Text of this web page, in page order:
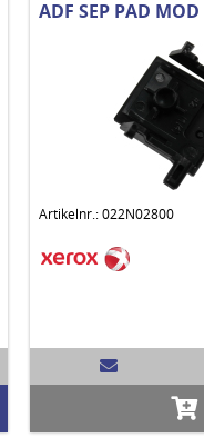
ADF SEP PAD MOD
Artikelnr.: 022N02800